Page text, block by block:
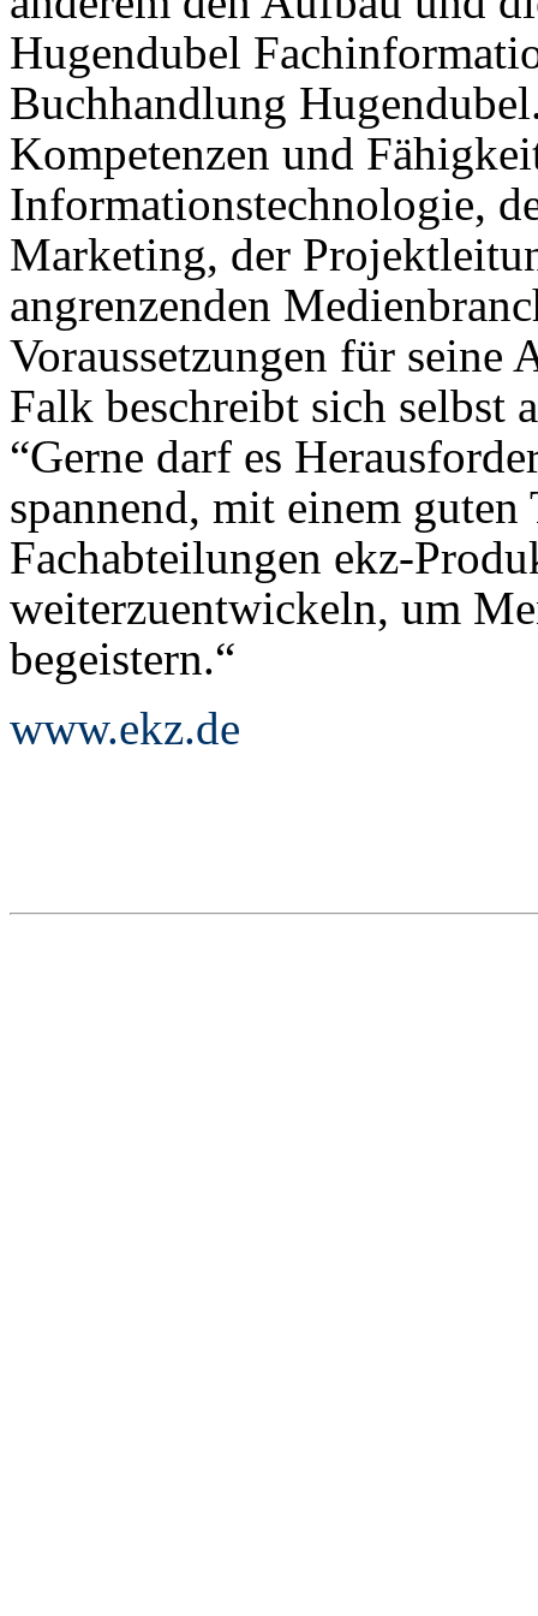
Hugendubel
Buchhandlung
Kompetenzen und
Informationstechnologie,
Marketing, der
angrenzenden
Voraussetzungen für seine
Falk beschreibt sich selbst
“Gerne darf es
spannend, mit einem guten
Fachabteilungen ekz-
weiterzuentwickeln, um
begeistern.“
www.ekz.de